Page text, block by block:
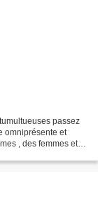
passez
omniprésente et
, des femmes et la